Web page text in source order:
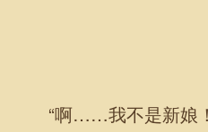
“啊……我不是新娘